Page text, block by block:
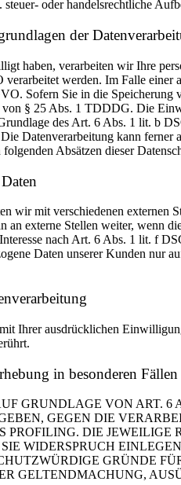
steuer- oder handelsrechtliche
der
haben, verarbeiten wir Ihre
werden. Im Falle
Sofern Sie in die
§ 25 Abs. 1 TDDDG. Die
des Art. 6 Abs. 1 lit. b
Datenverarbeitung kann ferner
Absätzen dieser
wir mit verschiedenen externen
an externe Stellen weiter, wenn
nach Art. 6 Abs. 1 lit. f
Daten unserer Kunden nur
Ihrer ausdrücklichen
in besonderen
GRUNDLAGE VON ART. 6
GEGEN DIE
PROFILING. DIE
WIDERSPRUCH
GRÜNDE
GELTENDMACHUNG,